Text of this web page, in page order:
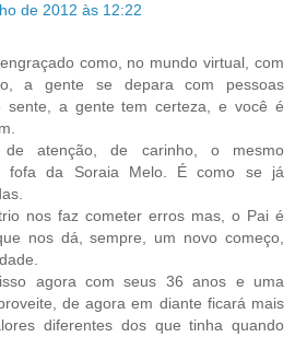
de 2012 às 12:22
como, no mundo virtual, com
a gente se depara com pessoas
sente, a gente tem certeza, e você é
atenção, de carinho, o mesmo
fofa da Soraia Melo. É como se já
nos faz cometer erros mas, o Pai é
nos dá, sempre, um novo começo,
agora com seus 36 anos e uma
de agora em diante ficará mais
diferentes dos que tinha quando